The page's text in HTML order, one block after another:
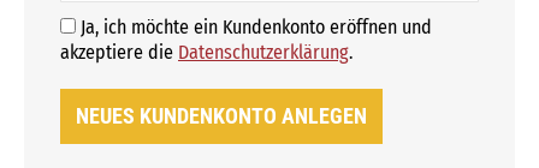
Ja, ich möchte ein Kundenkonto eröffnen und
akzeptiere die Datenschutzerklärung.
NEUES KUNDENKONTO ANLEGEN